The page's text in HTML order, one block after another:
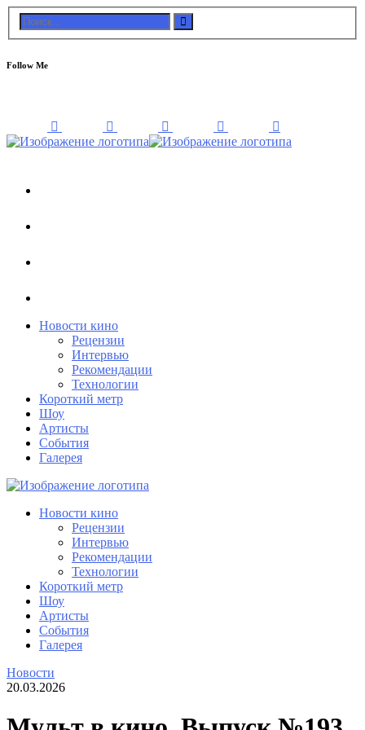
Follow Me
Новости кино
Рецензии
Интервью
Рекомендации
Технологии
Короткий метр
Шоу
Артисты
События
Галерея
Новости кино
Рецензии
Интервью
Рекомендации
Технологии
Короткий метр
Шоу
Артисты
События
Галерея
Новости
20.03.2026